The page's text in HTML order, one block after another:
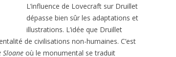
L’influence de Lovecraft sur Druillet
dépasse bien sûr les adaptations et
illustrations. L’idée que Druillet
de civilisations non-humaines. C’est
Sloane où le monumental se traduit